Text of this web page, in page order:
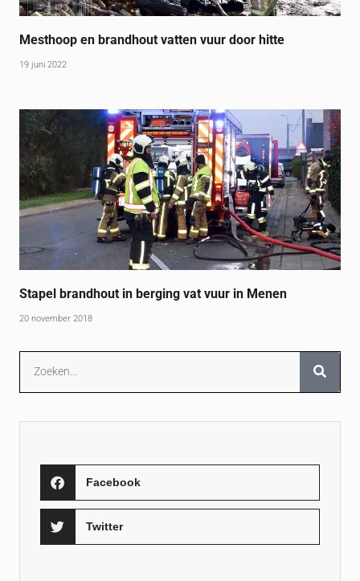
Mesthoop en brandhout vatten vuur door hitte
19 juni 2022
Stapel brandhout in berging vat vuur in Menen
20 november 2018
Facebook
Twitter